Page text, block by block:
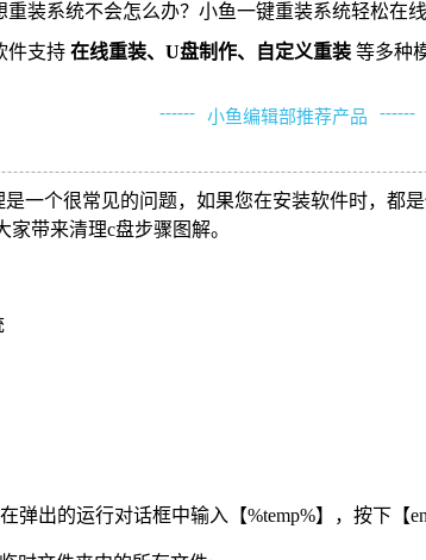
重装系统不会怎么办？小鱼一键重装系统轻松在
件支持 在线重装、 U盘制作、 自定义重装 等多种
------ 小鱼编辑部推荐产品 ------
一个很常见的问题，如果您在安装软件时，都
带来清理c盘步骤图解。
弹出的运行对话框中输入【%temp%】，按下【